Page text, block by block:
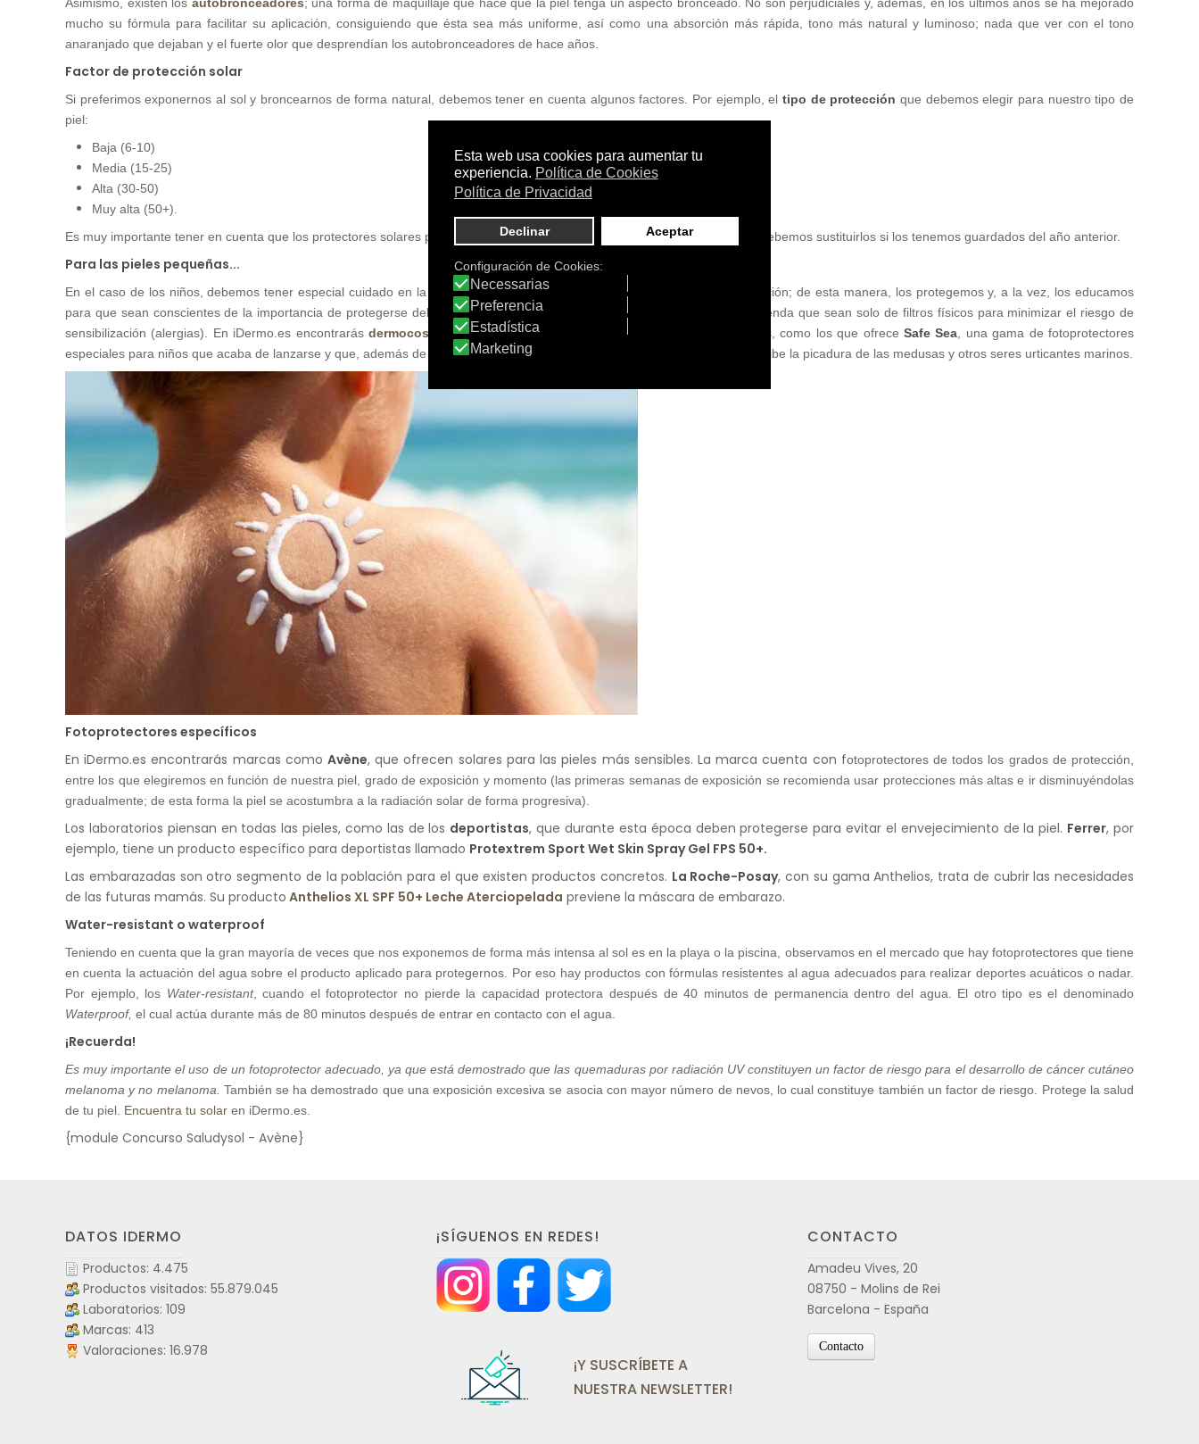
mucho su fórmula para facilitar su aplicación, consiguiendo que ésta sea más uniforme, así como una absorción más rápida, tono más natural y luminoso; nada que ver con el tono
anaranjado que dejaban y el fuerte olor que desprendían los autobronceadores de hace años.
Factor de protección solar
Si preferimos exponernos al sol y broncearnos de forma natural, debemos tener en cuenta algunos factores. Por ejemplo, el tipo de protección que debemos elegir para nuestro tipo de
piel:
Baja (6-10)
Media (15-25)
Alta (30-50)
Muy alta (50+).
Es muy importante tener en cuenta que los protectores solares pierden su eficacia de un año para otro y que, por lo tanto, debemos sustituirlos si los tenemos guardados del año anterior.
Para las pieles pequeñas...
En el caso de los niños, debemos tener especial cuidado en la elección de una crema u otra y no olvidar nunca su aplicación; de esta manera, los protegemos y, a la vez, los educamos
para que sean conscientes de la importancia de protegerse del sol. Las cremas para niños menores de 3 años se recomienda que sean solo de filtros físicos para minimizar el riesgo de
sensibilización (alergias). En iDermo.es encontrarásdermocosmética solar infantil para las pieles de los más pequeños, como los que ofrece Safe Sea , una gama de fotoprotectores
especiales para niños que acaba de lanzarse y que, además de proteger del sol, contiene una substancia patentada que inhibe la picadura de las medusas y otros seres urticantes marinos.
Fotoprotectores específicos
En iDermo.es encontrarás marcas comoAvène, que ofrecen solares para las pieles más sensibles. La marca cuenta con fotoprotectores de todos los grados de protección,
entre los que elegiremos en función de nuestra piel, grado de exposición y momento (las primeras semanas de exposición se recomienda usar protecciones más altas e ir disminuyéndolas
gradualmente; de esta forma la piel se acostumbra a la radiación solar de forma progresiva).
Los laboratorios piensan en todas las pieles, como las de los deportistas, que durante esta época deben protegerse para evitar el envejecimiento de la piel. Ferrer, por
ejemplo, tiene un producto específico para deportistas llamado Protextrem Sport Wet Skin Spray Gel FPS 50+.
Las embarazadas son otro segmento de la población para el que existen productos concretos. La Roche-Posay, con su gama Anthelios, trata de cubrir las necesidades
de las futuras mamás. Su producto Anthelios XL SPF 50+ Leche Aterciopelada previene la máscara de embarazo.
Water-resistant o waterproof
Teniendo en cuenta que la gran mayoría de veces que nos exponemos de forma más intensa al sol es en la playa o la piscina, observamos en el mercado que hay fotoprotectores que tiene
en cuenta la actuación del agua sobre el producto aplicado para protegernos. Por eso hay productos con fórmulas resistentes al agua adecuados para realizar deportes acuáticos o nadar.
Por ejemplo, los Water-resistant, cuando el fotoprotector no pierde la capacidad protectora después de 40 minutos de permanencia dentro del agua. El otro tipo es el denominado
Waterproof, el cual actúa durante más de 80 minutos después de entrar en contacto con el agua.
¡Recuerda!
Es muy importante el uso de un fotoprotector adecuado, ya que está demostrado que las quemaduras por radiación UV constituyen un factor de riesgo para el desarrollo de cáncer cutáneo
melanoma y no melanoma. También se ha demostrado que una exposición excesiva se asocia con mayor número de nevos, lo cual constituye también un factor de riesgo. Protege la salud
de tu piel. Encuentra tu solar en iDermo.es.
{module Concurso Saludysol - Avène}
DATOS IDERMO
Productos: 4.475
Productos visitados: 55.879.045
Laboratorios: 109
Marcas: 413
Valoraciones: 16.978
¡SÍGUENOS EN REDES!
¡Y SUSCRÍBETE A
NUESTRA NEWSLETTER!
CONTACTO
Amadeu Vives, 20
08750 - Molins de Rei
Barcelona - España
Contacto